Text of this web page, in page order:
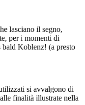
lasciano il segno,
per i momenti di
bald Koblenz! (a presto
si avvalgono di
finalità illustrate nella